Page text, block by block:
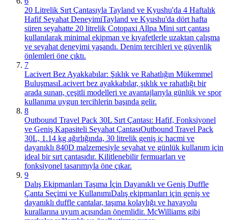
20 Litrelik Sırt Çantasıyla Tayland ve Kyushu'da 4 Haftalık
Hafif Seyahat DeneyimiTayland ve Kyushu'da dört hafta
süren seyahatte 20 litrelik Cotopaxi Allpa Mini sırt çantası
kullanılarak minimal ekipman ve kıyafetlerle uzaktan çalışma
ve seyahat deneyimi yaşandı. Denim tercihleri ve güvenlik
önlemleri öne çıktı.
7
Lacivert Bez Ayakkabılar: Şıklık ve Rahatlığın Mükemmel
BuluşmasıLacivert bez ayakkabılar, şıklık ve rahatlığı bir
arada sunan, çeşitli modelleri ve avantajlarıyla günlük ve spor
kullanıma uygun tercihlerin başında gelir.
8
Outbound Travel Pack 30L Sırt Çantası: Hafif, Fonksiyonel
ve Geniş Kapasiteli Seyahat ÇantasıOutbound Travel Pack
30L, 1.14 kg ağırlığında, 30 litrelik geniş iç hacmi ve
dayanıklı 840D malzemesiyle seyahat ve günlük kullanım için
ideal bir sırt çantasıdır. Kilitlenebilir fermuarları ve
fonksiyonel tasarımıyla öne çıkar.
9
Dalış Ekipmanları Taşıma İçin Dayanıklı ve Geniş Duffle
Çanta Seçimi ve KullanımıDalış ekipmanları için geniş ve
dayanıklı duffle çantalar, taşıma kolaylığı ve havayolu
kurallarına uyum açısından önemlidir. McWilliams gibi